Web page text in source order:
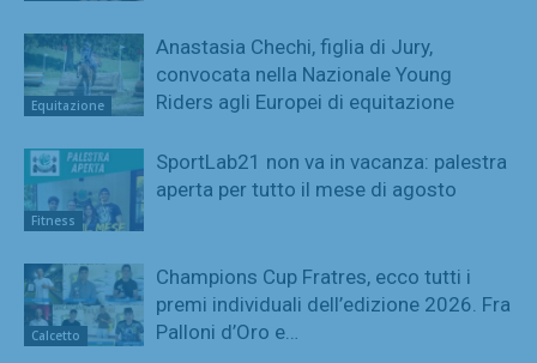
Equitazione
Anastasia Chechi, figlia di Jury,
convocata nella Nazionale Young
Riders agli Europei di equitazione
Fitness
SportLab21 non va in vacanza: palestra
aperta per tutto il mese di agosto
Calcetto
Champions Cup Fratres, ecco tutti i
premi individuali dell’edizione 2026. Fra
Palloni d’Oro e…